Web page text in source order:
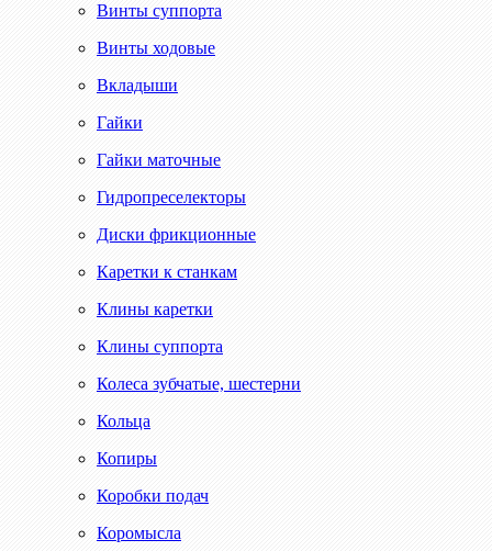
Винты суппорта
Винты ходовые
Вкладыши
Гайки
Гайки маточные
Гидропреселекторы
Диски фрикционные
Каретки к станкам
Клины каретки
Клины суппорта
Колеса зубчатые, шестерни
Кольца
Копиры
Коробки подач
Коромысла